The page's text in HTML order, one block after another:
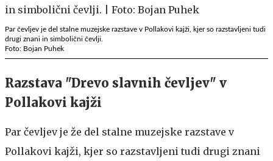
Par čevljev je del stalne muzejske razstave v Pollakovi kajži, kjer so razstavljeni tudi
drugi znani in simbolični čevlji.
Foto: Bojan Puhek
Razstava "Drevo slavnih čevljev" v
Pollakovi kajži
Par čevljev je že del stalne muzejske razstave v
Pollakovi kajži, kjer so razstavljeni tudi drugi znani